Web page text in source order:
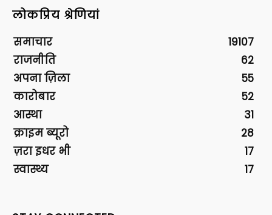
लोकप्रिय श्रेणियां
समाचार
19107
राजनीति
62
अपना ज़िला
55
कारोबार
52
आस्था
31
क्राइम ब्यूरो
28
ज़रा इधर भी
17
स्वास्थ्य
17